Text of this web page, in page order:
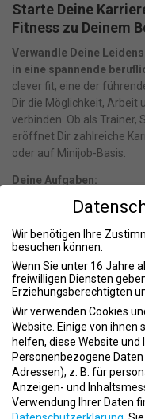
Starte Deine
Fitness zu Deinem
Verwandle Deine
in eine spannende
clever fit, eine der
Dir die Möglichkeit,
verbinden. Ob als
eröffnet Dir zahlreiche
oder auf Minijob-Basis.
Deine Aufgaben:
Unterstütze Mitglieder
Zeige Engagement
Arbeite loyal und
voranzutreiben.
Dein Profil:
Du bist kommunikativ,
auf Deine persönliche
Du möchtest beruflich
durchstarten.
Du strebst danach,
Wir benötigen Ihre
besuchen können.
Wenn Sie unter 16 Jahre
freiwilligen Diensten
Erziehungsberechtigten
Wir verwenden Cookies
Website. Einige von ihnen
helfen, diese Website
Personenbezogene
Adressen), z. B. für
Anzeigen- und
Verwendung Ihrer Daten